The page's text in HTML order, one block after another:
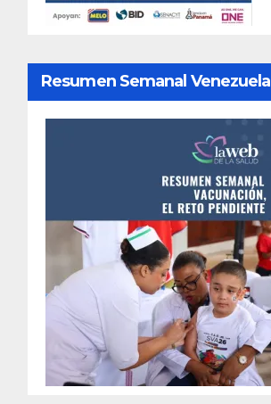
Resumen Semanal Venezuela